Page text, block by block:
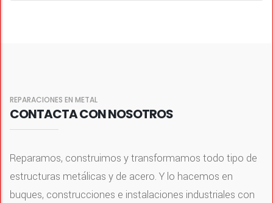
REPARACIONES EN METAL
CONTACTA CON NOSOTROS
Reparamos, construimos y transformamos todo tipo de
estructuras metálicas y de acero. Y lo hacemos en
buques, construcciones e instalaciones industriales con